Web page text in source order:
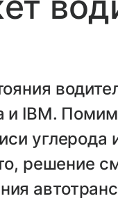
и IBM.
углерода
решение